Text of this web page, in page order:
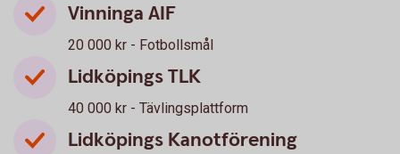
Vinninga AIF
20 000 kr - Fotbollsmål
Lidköpings TLK
40 000 kr - Tävlingsplattform
Lidköpings Kanotförening